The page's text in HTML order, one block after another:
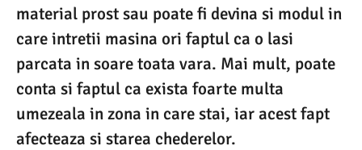
material prost sau poate fi devina si modul in
care intretii masina ori faptul ca o lasi
parcata in soare toata vara. Mai mult, poate
conta si faptul ca exista foarte multa
umezeala in zona in care stai, iar acest fapt
afecteaza si starea chederelor.